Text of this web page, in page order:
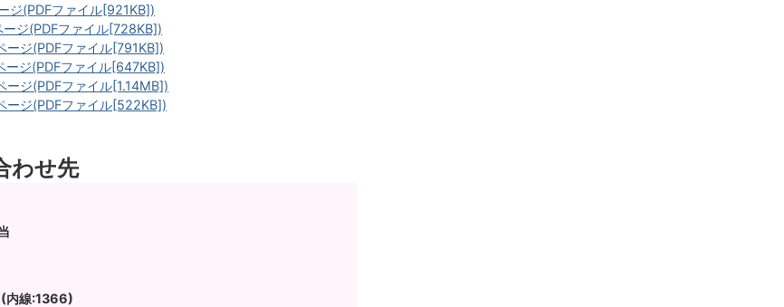
ジ(PDFファイル[921KB])
ジ(PDFファイル[728KB])
ジ(PDFファイル[791KB])
ジ(PDFファイル[647KB])
ジ(PDFファイル[1.14MB])
ジ(PDFファイル[522KB])
わせ先
内線:1366)